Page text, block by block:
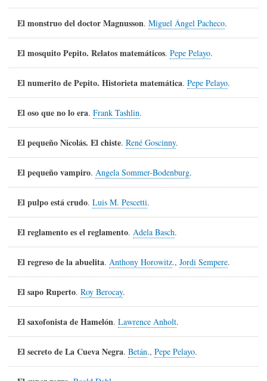
El monstruo del doctor Magnusson. Miguel Ángel Pacheco.
El mosquito Pepito. Relatos matemáticos. Pepe Pelayo.
El numerito de Pepito. Historieta matemática. Pepe Pelayo.
El oso que no lo era. Frank Tashlin.
El pequeño Nicolás. El chiste. René Goscinny.
El pequeño vampiro. Angela Sommer-Bodenburg.
El pulpo está crudo. Luis M. Pescetti.
El reglamento es el reglamento. Adela Basch.
El regreso de la abuelita. Anthony Horowitz., Jordi Sempere.
El sapo Ruperto. Roy Berocay.
El saxofonista de Hamelón. Lawrence Anholt.
El secreto de La Cueva Negra. Betán., Pepe Pelayo.